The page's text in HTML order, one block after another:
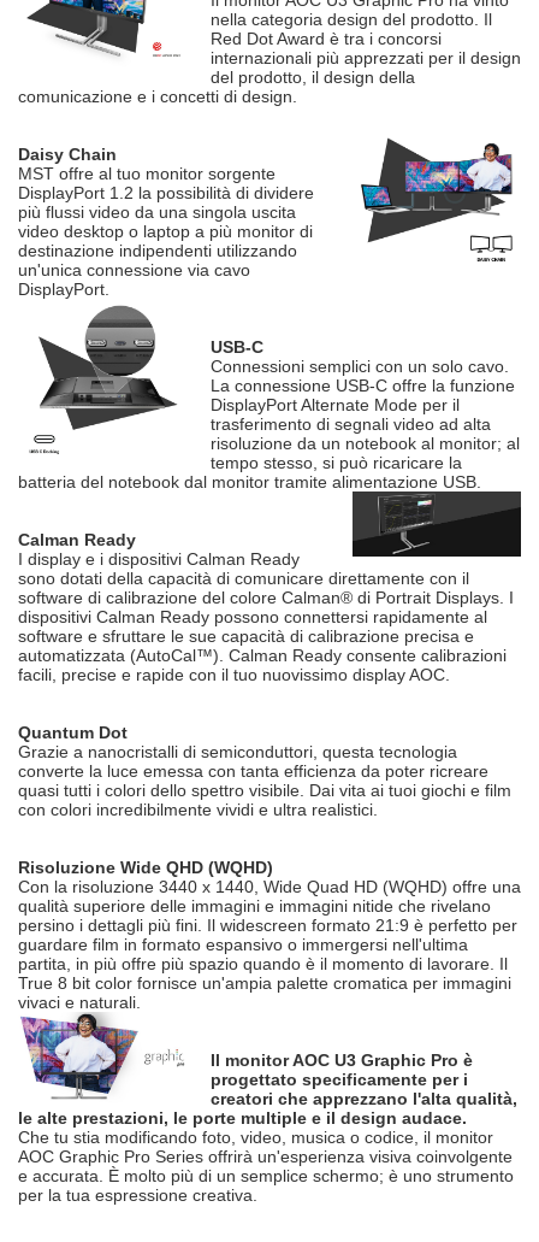
nella categoria design del prodotto. Il
Red Dot Award è tra i concorsi
internazionali più apprezzati per il design
del prodotto, il design della
comunicazione e i concetti di design.
Daisy Chain
MST offre al tuo monitor sorgente
DisplayPort 1.2 la possibilità di dividere
più flussi video da una singola uscita
video desktop o laptop a più monitor di
destinazione indipendenti utilizzando
un'unica connessione via cavo
DisplayPort.
USB-C
Connessioni semplici con un solo cavo.
La connessione USB-C offre la funzione
DisplayPort Alternate Mode per il
trasferimento di segnali video ad alta
risoluzione da un notebook al monitor; al
tempo stesso, si può ricaricare la
batteria del notebook dal monitor tramite alimentazione USB.
Calman Ready
I display e i dispositivi Calman Ready
sono dotati della capacità di comunicare direttamente con il
software di calibrazione del colore Calman® di Portrait Displays. I
dispositivi Calman Ready possono connettersi rapidamente al
software e sfruttare le sue capacità di calibrazione precisa e
automatizzata (AutoCal™). Calman Ready consente calibrazioni
facili, precise e rapide con il tuo nuovissimo display AOC.
Quantum Dot
Grazie a nanocristalli di semiconduttori, questa tecnologia
converte la luce emessa con tanta efficienza da poter ricreare
quasi tutti i colori dello spettro visibile. Dai vita ai tuoi giochi e film
con colori incredibilmente vividi e ultra realistici.
Risoluzione Wide QHD (WQHD)
Con la risoluzione 3440 x 1440, Wide Quad HD (WQHD) offre una
qualità superiore delle immagini e immagini nitide che rivelano
persino i dettagli più fini. Il widescreen formato 21:9 è perfetto per
guardare film in formato espansivo o immergersi nell'ultima
partita, in più offre più spazio quando è il momento di lavorare. Il
True 8 bit color fornisce un'ampia palette cromatica per immagini
vivaci e naturali.
Il monitor AOC U3 Graphic Pro è
progettato specificamente per i
creatori che apprezzano l'alta qualità,
le alte prestazioni, le porte multiple e il design audace.
Che tu stia modificando foto, video, musica o codice, il monitor
AOC Graphic Pro Series offrirà un'esperienza visiva coinvolgente
e accurata. È molto più di un semplice schermo; è uno strumento
per la tua espressione creativa.